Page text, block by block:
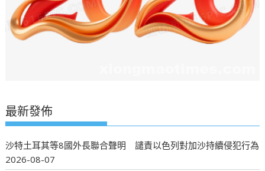
最新發佈
沙特土耳其等8國外長聯合聲明 譴責以色列對加沙持續侵犯行為
2026-08-07